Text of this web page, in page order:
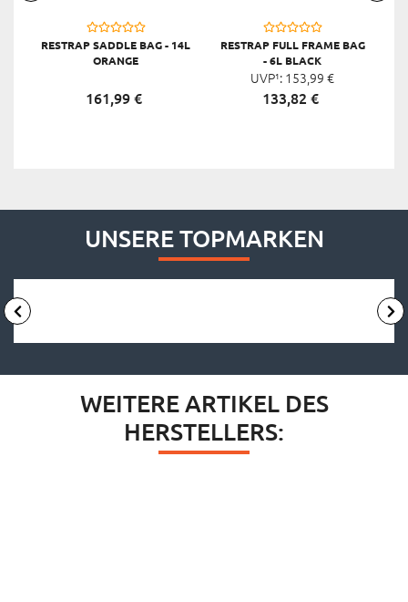
RESTRAP SADDLE BAG - 14L
ORANGE
161,99 €
RESTRAP FULL FRAME BAG
- 6L BLACK
UVP¹: 153,99 €
133,82 €
UNSERE TOPMARKEN
WEITERE ARTIKEL DES
HERSTELLERS: